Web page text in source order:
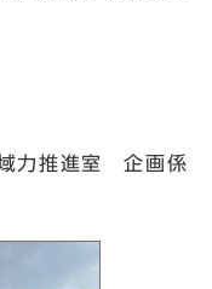
企画係